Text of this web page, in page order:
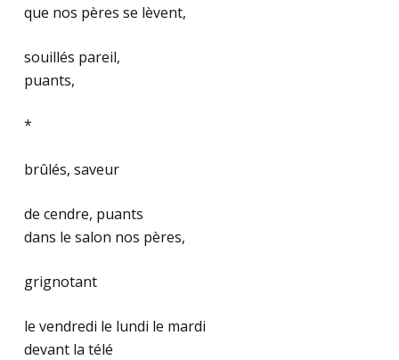
que nos pères se lèvent,
souillés pareil,
puants,
*
brûlés, saveur
de cendre, puants
dans le salon nos pères,
grignotant
le vendredi le lundi le mardi
devant la télé